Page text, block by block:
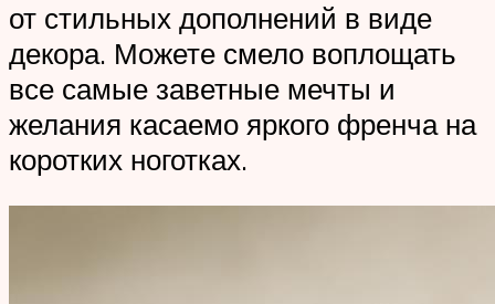
от стильных дополнений в виде
декора. Можете смело воплощать
все самые заветные мечты и
желания касаемо яркого френча на
коротких ноготках.